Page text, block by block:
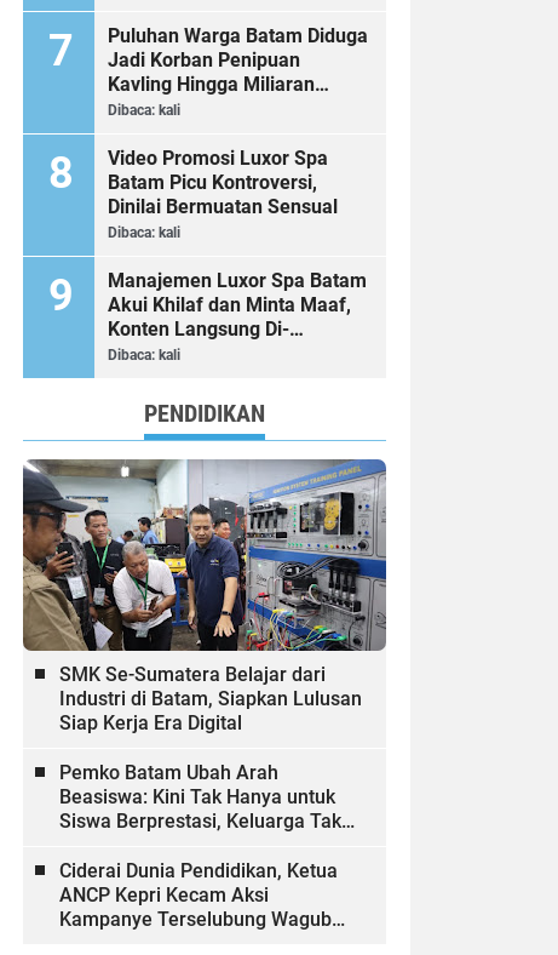
Puluhan Warga Batam Diduga
Jadi Korban Penipuan
Kavling Hingga Miliaran
Rupiah, Laporan ke Polda
Dibaca: kali
Video Promosi Luxor Spa
Batam Picu Kontroversi,
Dinilai Bermuatan Sensual
Dibaca: kali
Manajemen Luxor Spa Batam
Akui Khilaf dan Minta Maaf,
Konten Langsung Di-
Takedown
Dibaca: kali
PENDIDIKAN
SMK Se-Sumatera Belajar dari
Industri di Batam, Siapkan Lulusan
Siap Kerja Era Digital
Pemko Batam Ubah Arah
Beasiswa: Kini Tak Hanya untuk
Siswa Berprestasi, Keluarga Tak
Dibiayai
Ciderai Dunia Pendidikan, Ketua
ANCP Kepri Kecam Aksi
Kampanye Terselubung Wagub